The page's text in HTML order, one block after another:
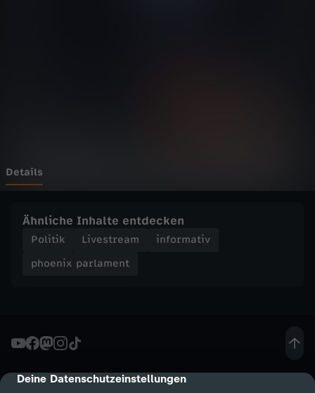
cmp-dialog-description
Deine Datenschutzeinstellungen
m
n
E
u
Details
Ähnliche Inhalte entdecken
Politik Livestream
informativ
phoenix parlament